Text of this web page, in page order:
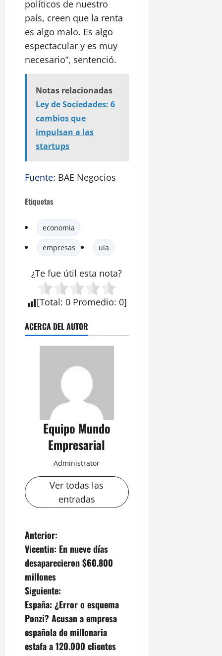
políticos de nuestro
país, creen que la renta
es algo malo. Es algo
espectacular y es muy
necesario”, sentenció.
Notas relacionadas
Ley de Sociedades: 6
cambios que
impulsan a las
startups
Fuente: BAE Negocios
Etiquetas
economia
empresas uia
¿Te fue útil esta nota?
[Total: 0 Promedio: 0]
ACERCA DEL AUTOR
Equipo Mundo
Empresarial
Administrator
Ver todas las
entradas
N
a
v
e
g
a
Anterior:
Vicentin: En nueve días
desaparecieron $60.800
millones
Siguiente:
España: ¿Error o esquema
Ponzi? Acusan a empresa
española de millonaria
estafa a 120.000 clientes